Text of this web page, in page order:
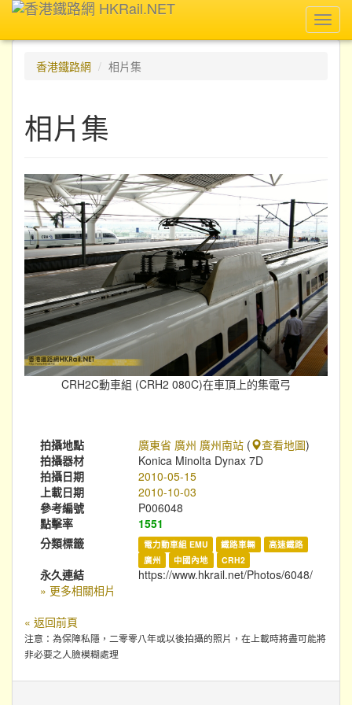
香港鐵路網
相片集
相片集
CRH2C動車組 (CRH2 080C)在車頂上的集電弓
拍攝地點 廣東省 廣州 廣州南站 ( 查看地圖)
拍攝器材
Konica Minolta Dynax 7D
拍攝日期
2010-05-15
上載日期
2010-10-03
參考編號
P006048
點擊率
1551
分類標籤
電力動車組 EMU 鐵路車輛
高速鐵路
廣州
中國內地 CRH2
永久連結
https://www.hkrail.net/Photos/6048/
» 更多相關相片
« 返回前頁
注意：為保障私隱，二零零八年或以後拍攝的照片，在上載時將盡可能將
非必要之人臉模糊處理